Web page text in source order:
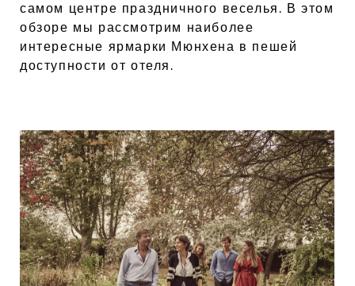
самом центре праздничного веселья. В этом
обзоре мы рассмотрим наиболее
интересные ярмарки Мюнхена в пешей
доступности от отеля.